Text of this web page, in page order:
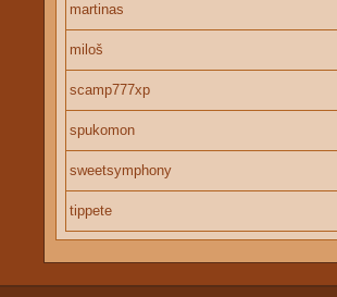
martinas
miloš
scamp777xp
spukomon
sweetsymphony
tippete